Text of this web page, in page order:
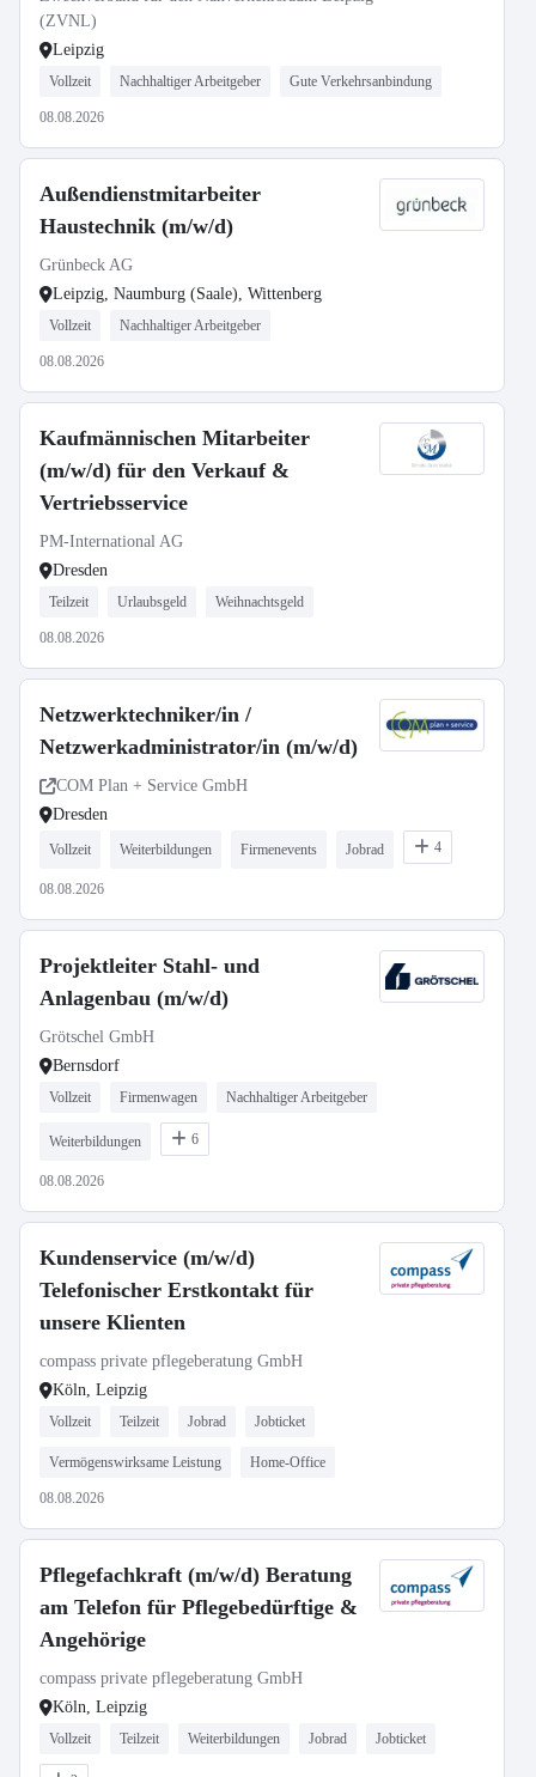
(ZVNL)
Leipzig
Vollzeit Nachhaltiger Arbeitgeber Gute Verkehrsanbindung
08.08.2026
Außendienstmitarbeiter
Haustechnik (m/w/d)
Grünbeck AG
Leipzig, Naumburg (Saale), Wittenberg
Vollzeit Nachhaltiger Arbeitgeber
08.08.2026
Kaufmännischen Mitarbeiter
(m/w/d) für den Verkauf &
Vertriebsservice
PM-International AG
Dresden
Teilzeit Urlaubsgeld Weihnachtsgeld
08.08.2026
Netzwerktechniker/in /
Netzwerkadministrator/in (m/w/d)
COM Plan + Service GmbH
Dresden
Vollzeit Weiterbildungen Firmenevents Jobrad 4
08.08.2026
Projektleiter Stahl- und
Anlagenbau (m/w/d)
Grötschel GmbH
Bernsdorf
Vollzeit Firmenwagen Nachhaltiger Arbeitgeber
Weiterbildungen 6
08.08.2026
Kundenservice (m/w/d)
Telefonischer Erstkontakt für
unsere Klienten
compass private pflegeberatung GmbH
Köln, Leipzig
Vollzeit Teilzeit Jobrad Jobticket
Vermögenswirksame Leistung Home-Office
08.08.2026
Pflegefachkraft (m/w/d) Beratung
am Telefon für Pflegebedürftige &
Angehörige
compass private pflegeberatung GmbH
Köln, Leipzig
Vollzeit Teilzeit Weiterbildungen Jobrad Jobticket